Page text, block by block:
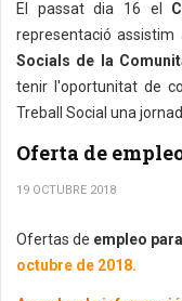
El passat dia 16 el
representació assistim
Socials de la
tenir l'oportunitat de
Treball Social una
Oferta de
19 OCTUBRE 2018
Ofertas de empleo
octubre de 2018.